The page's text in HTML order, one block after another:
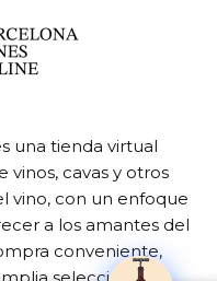
una tienda virtual
vinos, cavas y otros
vino, con un enfoque
a los amantes del
conveniente,